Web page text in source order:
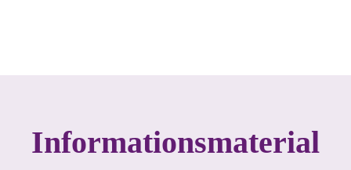
Informationsmaterial